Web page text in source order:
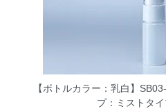
【ボトルカラー：乳白】
プ：ミストタ